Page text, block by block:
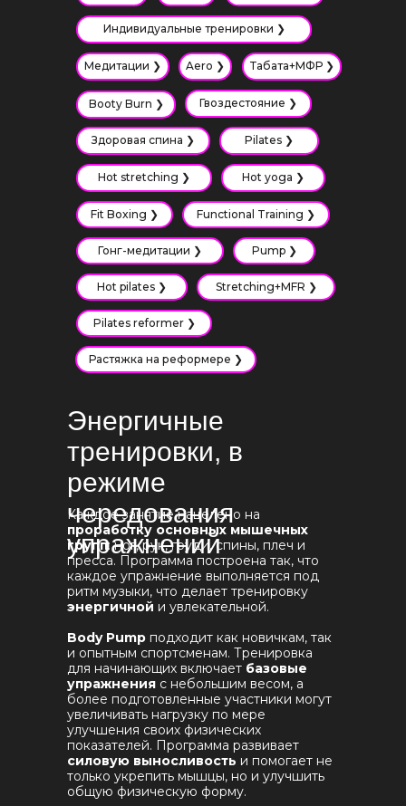
Индивидуальные тренировки ❯
Aero ❯
Медитации ❯ Табата+МФР ❯
Гвоздестояние ❯
Booty Burn ❯
Pilates ❯
Здоровая спина ❯
Hot stretching ❯ Hot yoga ❯
Fit Boxing ❯ Functional Training ❯
Гонг-медитации ❯ Pump ❯
Hot pilates ❯ Stretching+MFR ❯
Растяжка на реформере ❯
Pilates reformer ❯
Каждое занятие нацелено на
проработку основных мышечных
групп: ног, рук, груди, спины, плеч и
пресса. Программа построена так, что
каждое упражнение выполняется под
ритм музыки, что делает тренировку
энергичной и увлекательной.
Body Pump подходит как новичкам, так
и опытным спортсменам. Тренировка
для начинающих включает базовые
упражнения с небольшим весом, а
более подготовленные участники могут
увеличивать нагрузку по мере
улучшения своих физических
показателей. Программа развивает
силовую выносливость и помогает не
только укрепить мышцы, но и улучшить
общую физическую форму.
Энергичные
тренировки, в
режиме
чередования
упражнений